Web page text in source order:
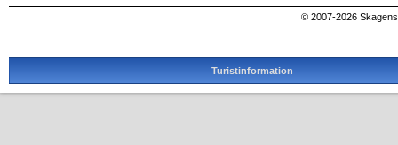
© 2007-2026
Turistinformation